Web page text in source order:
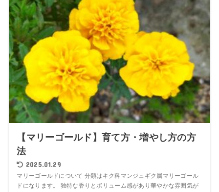
【マリーゴールド】育て方・増やし方の方
法
2025.01.29
マリーゴールドについて 分類はキク科マンジュギク属マリーゴール
ドになります。 独特な香りとボリューム感があり華やかな雰囲気が